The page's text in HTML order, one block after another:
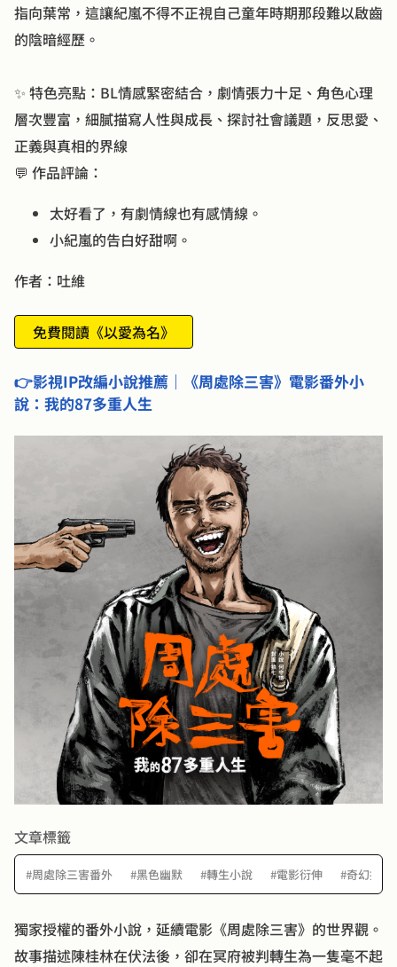
指向葉常，這讓紀嵐不得不正視自己童年時期那段難以啟齒
的陰暗經歷。
✨ 特色亮點：BL情感緊密結合，劇情張力十足、角色心理
層次豐富，細膩描寫人性與成長、探討社會議題，反思愛、
正義與真相的界線
💬 作品評論：
太好看了，有劇情線也有感情線。
小紀嵐的告白好甜啊。
作者：吐維
免費閱讀《以愛為名》
👉影視IP改編小說推薦｜《周處除三害》電影番外小
說：我的87多重人生
文章標籤
#周處除三害番外 #黑色幽默 #轉生小說 #電影衍伸 #奇幻推薦
獨家授權的番外小說，延續電影《周處除三害》的世界觀。
故事描述陳桂林在伏法後，卻在冥府被判轉生為一隻毫不起